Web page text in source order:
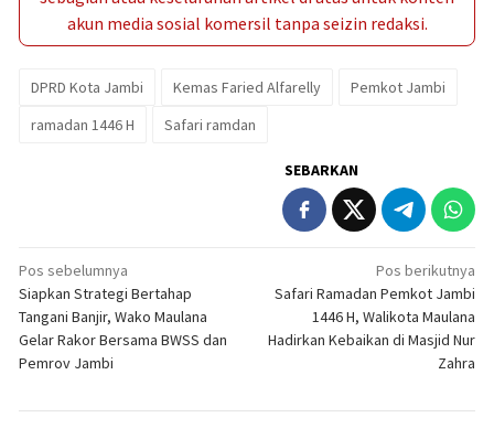
akun media sosial komersil tanpa seizin redaksi.
DPRD Kota Jambi Kemas Faried Alfarelly
Pemkot Jambi
ramadan 1446 H
Safari ramdan
SEBARKAN
Navigasi
pos
Pos sebelumnya
Siapkan Strategi Bertahap
Tangani Banjir, Wako Maulana
Gelar Rakor Bersama BWSS dan
Pemrov Jambi
Pos berikutnya
Safari Ramadan Pemkot Jambi
1446 H, Walikota Maulana
Hadirkan Kebaikan di Masjid Nur
Zahra